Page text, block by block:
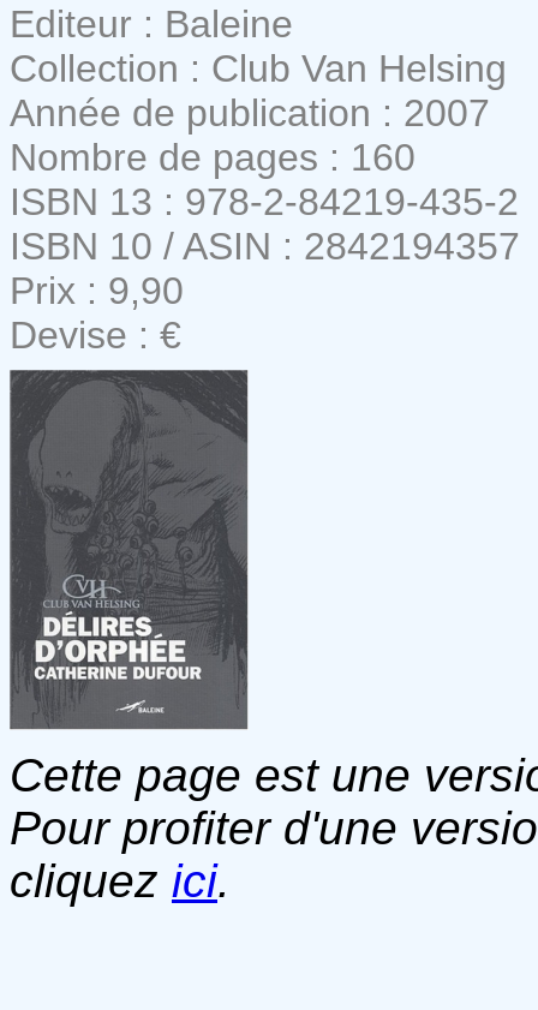
Editeur : Baleine
Collection : Club Van Helsing
Année de publication : 2007
Nombre de pages : 160
ISBN 13 : 978-2-84219-435-2
ISBN 10 / ASIN : 2842194357
Prix : 9,90
Devise : €
Cette page est une
Pour profiter d'une
cliquez ici.